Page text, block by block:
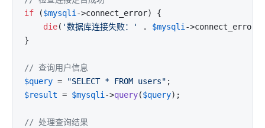
if ($mysqli->connect_error) {
die( '数据库连接失败：' . $mysqli->connect_error);
}
// 查询用户信息
$query = "SELECT * FROM users"
$result = $mysqli->query($query);
// 处理查询结果